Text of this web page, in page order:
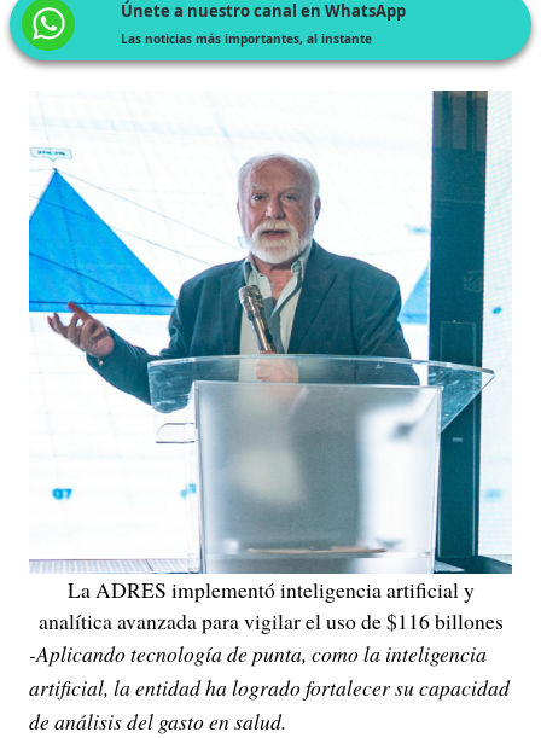
Únete a nuestro canal en WhatsApp
Las noticias más importantes, al instante
La ADRES implementó inteligencia artificial y
analítica avanzada para vigilar el uso de $116 billones
-Aplicando tecnología de punta, como la inteligencia
artificial, la entidad ha logrado fortalecer su capacidad
de análisis del gasto en salud.